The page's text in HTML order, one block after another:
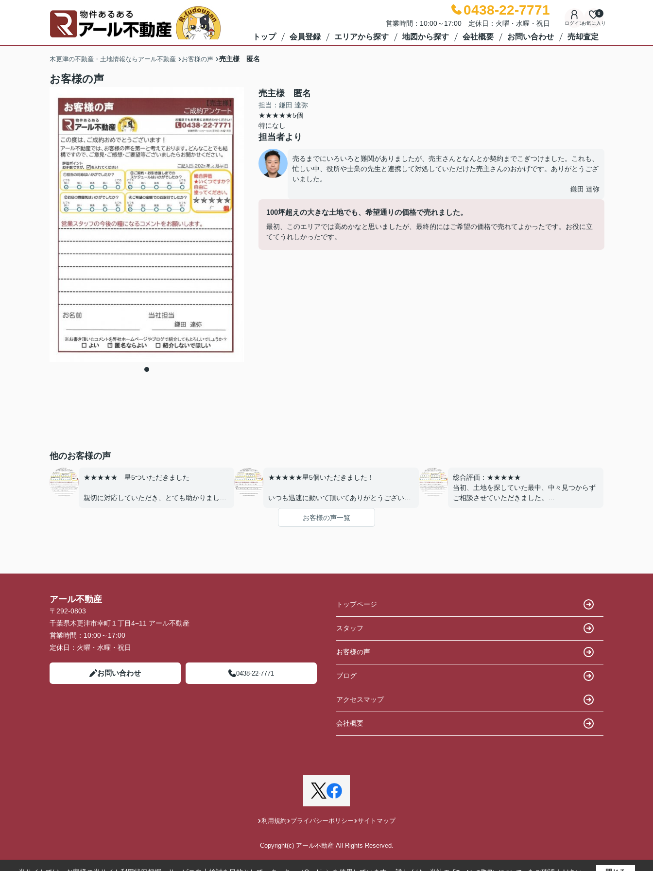
0438-22-7771
営業時間：10:00～17:00 定休日：火曜・水曜・祝日 ログインお気に入り
0
トップ 会員登録 エリアから探す 地図から探す 会社概要 お問い合わせ 売却査定
木更津の不動産・土地情報ならアール不動産 お客様の声 売主様 匿名
お客様の声
売主様 匿名
担当：鎌田 達弥
★★★★★5個
特になし
担当者より
売るまでにいろいろと難関がありましたが、売主さんとなんとか契約までこぎつけました。これも、
忙しい中、役所や士業の先生と連携して対処していただけた売主さんのおかげです。ありがとうござ
いました。
鎌田 達弥
100坪超えの大きな土地でも、希望通りの価格で売れました。
最初、このエリアでは高めかなと思いましたが、最終的にはご希望の価格で売れてよかったです。お役に立
ててうれしかったです。
他のお客様の声
★★★★★ 星5ついただきました
親切に対応していただき、とても助かりまし
★★★★★星5個いただきました！
いつも迅速に動いて頂いてありがとうございま
す。
事務所は靴を脱がずに入室できるとdetterです
総合評価：★★★★★
当初、土地を探していた最中、中々見つからず
ご相談させていただきました。
お客様の声一覧
アール不動産
〒292-0803
千葉県木更津市幸町１丁目4−11 アール不動産
営業時間： 10:00～17:00
定休日： 火曜・水曜・祝日
お問い合わせ 0438-22-7771
トップページ
スタッフ
お客様の声
ブログ
アクセスマップ
会社概要
利用規約 プライバシーポリシー サイトマップ
Copyright(c) アール不動産 All Rights Reserved.